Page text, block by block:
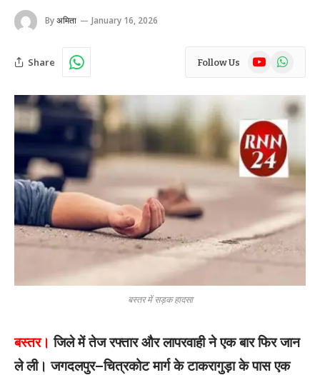
Byअमिता January 16, 2026
Share Follow Us YouTubeWhatsApp
बस्तर में सड़क हादसा
बस्तर। जिले में तेज रफ्तार और लापरवाही ने एक बार फिर जान
ले ली। जगदलपुर–चित्रकोट मार्ग के टाकरागुड़ा के पास एक